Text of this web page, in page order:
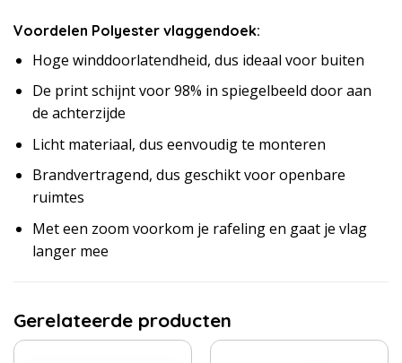
Voordelen Polyester vlaggendoek:
Hoge winddoorlatendheid, dus ideaal voor buiten
De print schijnt voor 98% in spiegelbeeld door aan
de achterzijde
Licht materiaal, dus eenvoudig te monteren
Brandvertragend, dus geschikt voor openbare
ruimtes
Met een zoom voorkom je rafeling en gaat je vlag
langer mee
Gerelateerde producten